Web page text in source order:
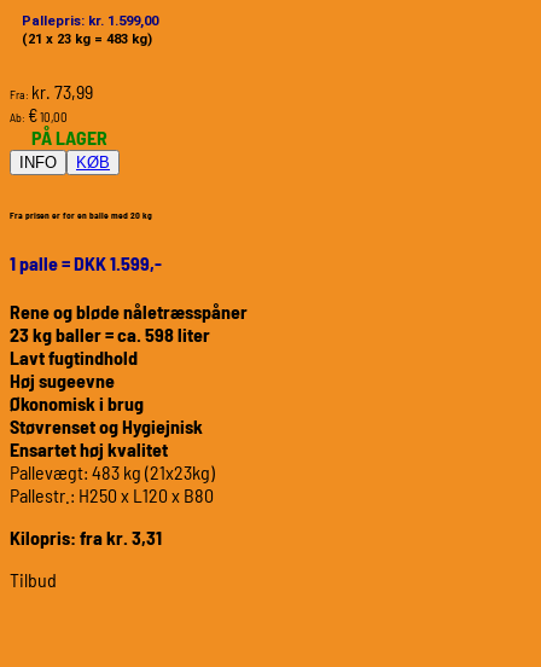
Pallepris: kr. 1.599,00
(21 x 23 kg = 483 kg)
Fra: kr. 73,99
Ab: €10,00
PÅ LAGER
INFO KØB
Fra prisen er for en balle med 20 kg
1 palle = DKK 1.599,-
Rene og bløde nåletræsspåner
23 kg baller = ca. 598 liter
Lavt fugtindhold
Høj sugeevne
Økonomisk i brug
Støvrenset og Hygiejnisk
Ensartet høj kvalitet
Pallevægt: 483 kg (21x23kg)
Pallestr.: H250 x L120 x B80
Kilopris: fra kr. 3,31
Tilbud